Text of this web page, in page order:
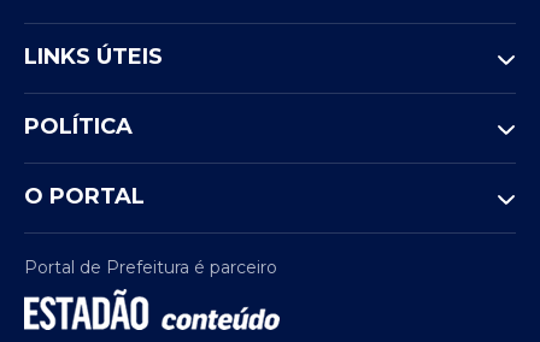
LINKS ÚTEIS
POLÍTICA
O PORTAL
Portal de Prefeitura é parceiro